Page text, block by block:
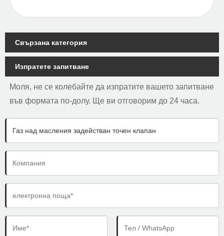
Свързана категория
Изпратете запитване
Моля, не се колебайте да изпратите вашето запитване
във формата по-долу. Ще ви отговорим до 24 часа.